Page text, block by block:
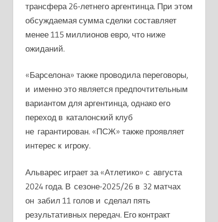
трансфера 26-летнего аргентинца. При этом
обсуждаемая сумма сделки составляет
менее 115 миллионов евро, что ниже
ожиданий.
«Барселона» также проводила переговоры,
и именно это является предпочтительным
вариантом для аргентинца, однако его
переход в каталонский клуб
не гарантирован. «ПСЖ» также проявляет
интерес к игроку.
Альварес играет за «Атлетико» с августа
2024 года. В сезоне-2025/26 в 32 матчах
он забил 11 голов и сделал пять
результативных передач. Его контракт